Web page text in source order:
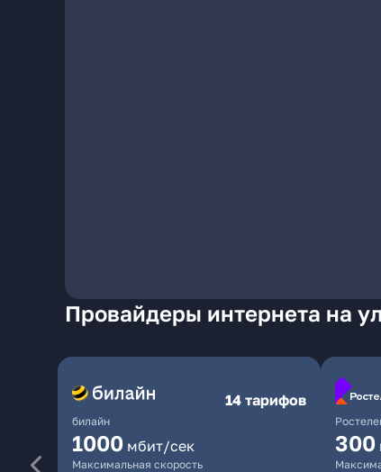
Провайдеры интернета на
билайн
14 тарифов
1000 мбит/сек
Максимальная скорость
300